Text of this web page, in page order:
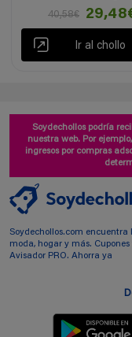
40,58€
Ir al chollo
Soydechollos podría
nuestra web. Por
ingresos por compras
Soydechollos.com encuentra
moda, hogar y más.
Avisador PRO. Ahorra ya